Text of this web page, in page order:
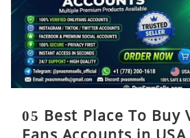
05 Best Place To Buy